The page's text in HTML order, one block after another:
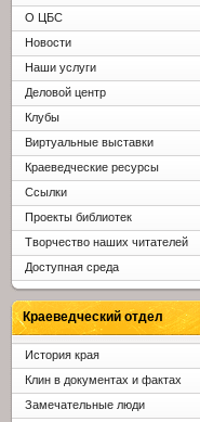
О ЦБС
Новости
Наши услуги
Деловой центр
Клубы
Виртуальные выставки
Краеведческие ресурсы
Ссылки
Проекты библиотек
Творчество наших читателей
Доступная среда
Краеведческий отдел
История края
Клин в документах и фактах
Замечательные люди